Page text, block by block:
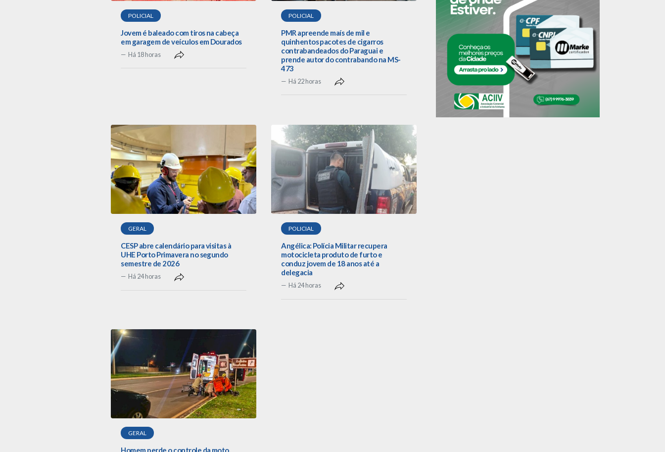
POLICIAL
Jovem é baleado com tiros na cabeça
em garagem de veículos em Dourados
Há 18 horas
POLICIAL
PMR apreende maís de mil e
quinhentos pacotes de cigarros
contrabandeados do Paraguai e
prende autor do contrabando na MS-
473
Há 22 horas
GERAL
CESP abre calendário para visitas à
UHE Porto Primavera no segundo
semestre de 2026
Há 24 horas
POLICIAL
Angélica: Polícia Militar recupera
motocicleta produto de furto e
conduz jovem de 18 anos até a
delegacia
Há 24 horas
GERAL
Homem perde o controle da moto,